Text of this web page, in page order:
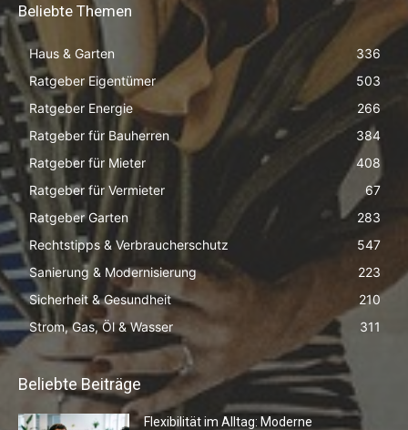
Beliebte Themen
Haus & Garten
336
Ratgeber Eigentümer
503
Ratgeber Energie
266
Ratgeber für Bauherren
384
Ratgeber für Mieter
408
Ratgeber für Vermieter
67
Ratgeber Garten
283
Rechtstipps & Verbraucherschutz
547
Sanierung & Modernisierung
223
Sicherheit & Gesundheit
210
Strom, Gas, Öl & Wasser
311
Beliebte Beiträge
Flexibilität im Alltag: Moderne